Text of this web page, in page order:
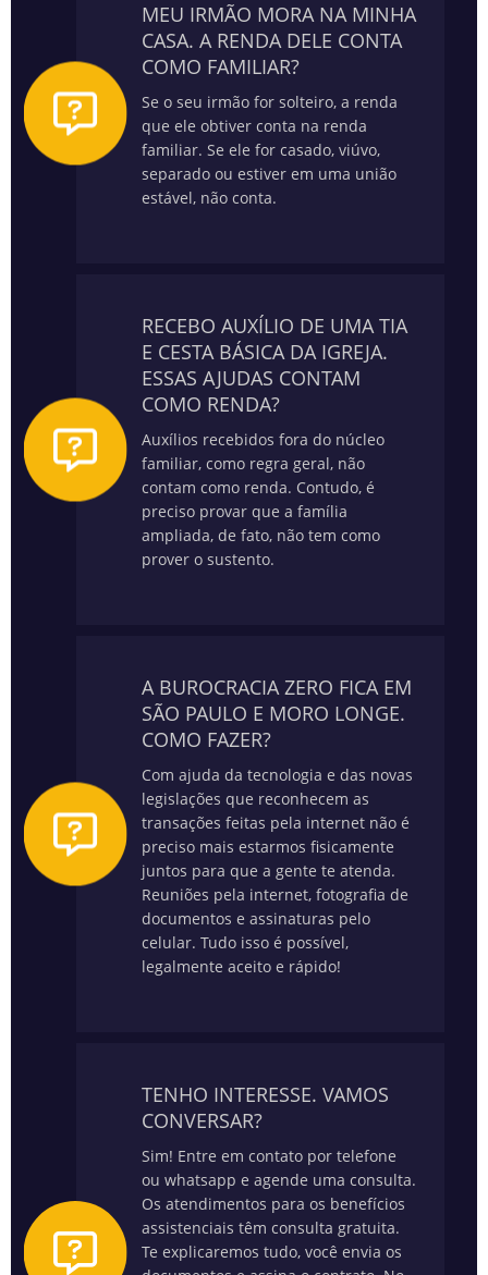
MEU IRMÃO MORA NA MINHA
CASA. A RENDA DELE CONTA
COMO FAMILIAR?
Se o seu irmão for solteiro, a renda
que ele obtiver conta na renda
familiar. Se ele for casado, viúvo,
separado ou estiver em uma união
estável, não conta.
RECEBO AUXÍLIO DE UMA TIA
E CESTA BÁSICA DA IGREJA.
ESSAS AJUDAS CONTAM
COMO RENDA?
Auxílios recebidos fora do núcleo
familiar, como regra geral, não
contam como renda. Contudo, é
preciso provar que a família
ampliada, de fato, não tem como
prover o sustento.
A BUROCRACIA ZERO FICA EM
SÃO PAULO E MORO LONGE.
COMO FAZER?
Com ajuda da tecnologia e das novas
legislações que reconhecem as
transações feitas pela internet não é
preciso mais estarmos fisicamente
juntos para que a gente te atenda.
Reuniões pela internet, fotografia de
documentos e assinaturas pelo
celular. Tudo isso é possível,
legalmente aceito e rápido!
TENHO INTERESSE. VAMOS
CONVERSAR?
Sim! Entre em contato por telefone
ou whatsapp e agende uma consulta.
Os atendimentos para os benefícios
assistenciais têm consulta gratuita.
Te explicaremos tudo, você envia os